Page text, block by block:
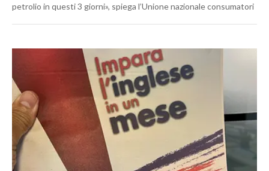
petrolio in questi 3 giorni», spiega l’Unione nazionale consumatori